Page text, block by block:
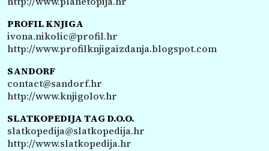
PROFIL KNJIGA
ivona.nikolic@profil.hr
http://www.profilknjigaizdanja.blogspot.com
SANDORF
contact@sandorf.hr
http://www.knjigolov.hr
SLATKOPEDIJA TAG D.O.O.
slatkopedija@slatkopedija.hr
http://www.slatkopedija.hr